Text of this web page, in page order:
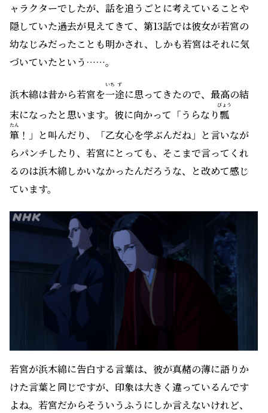
ャラクターでしたが、話を追うごとに考えていることや
隠していた過去が見えてきて、第13話では彼女が若宮の
幼なじみだったことも明かされ、しかも若宮はそれに気
づいていたという……。
浜木綿は昔から若宮を一
いち
途
ず
に思ってきたので、最高の結
末になったと思います。彼に向かって「うらなり瓢
びょう
箪
たん
！」と叫んだり、「乙女心を学ぶんだね」と言いなが
らパンチしたり、若宮にとっても、そこまで言ってくれ
るのは浜木綿しかいなかったんだろうな、と改めて感じ
ています。
若宮が浜木綿に告白する言葉は、彼が真赭の薄に語りか
けた言葉と同じですが、印象は大きく違っているんです
よね。若宮だからそういうふうにしか言えないけれど、